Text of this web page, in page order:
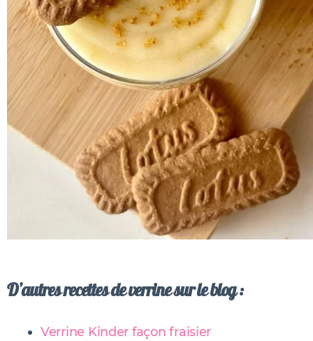
D’autres recettes de verrine sur le blog :
Verrine Kinder façon fraisier